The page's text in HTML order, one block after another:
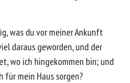
was du vor meiner Ankunft
daraus geworden, und der
wo ich hingekommen bin; und
für mein Haus sorgen?